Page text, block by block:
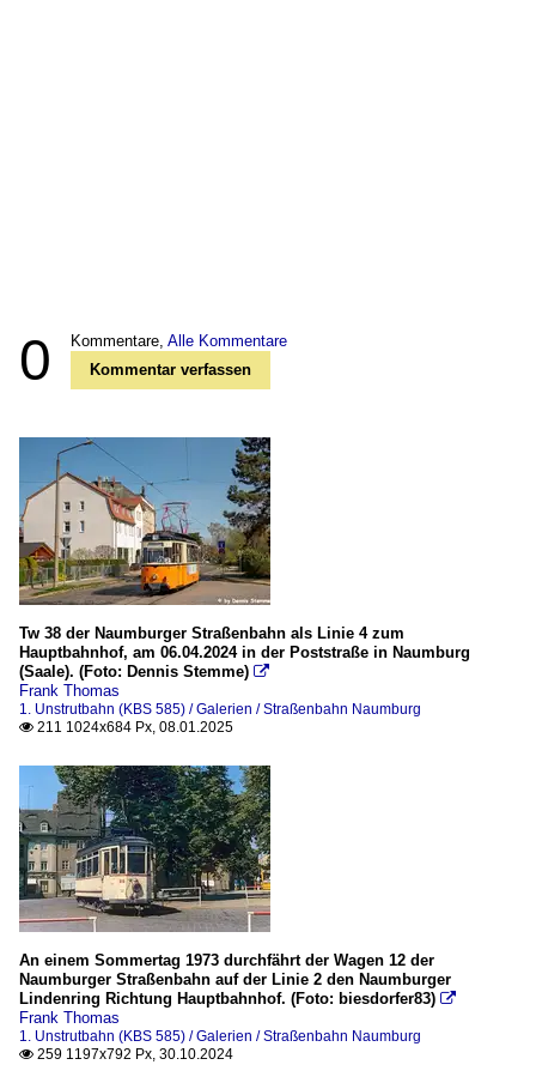
0 Kommentare, Alle Kommentare
Kommentar verfassen
Tw 38 der Naumburger Straßenbahn als Linie 4 zum
Hauptbahnhof, am 06.04.2024 in der Poststraße in Naumburg
(Saale). (Foto: Dennis Stemme) 
Frank Thomas
1. Unstrutbahn (KBS 585) / Galerien / Straßenbahn Naumburg
 211 1024x684 Px, 08.01.2025
An einem Sommertag 1973 durchfährt der Wagen 12 der
Naumburger Straßenbahn auf der Linie 2 den Naumburger
Lindenring Richtung Hauptbahnhof. (Foto: biesdorfer83) 
Frank Thomas
1. Unstrutbahn (KBS 585) / Galerien / Straßenbahn Naumburg
 259 1197x792 Px, 30.10.2024